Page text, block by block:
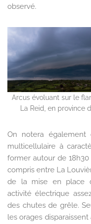
observé.
Arcus évoluant sur le
La Reid, en province
On notera
multicellulaire à
former autour de
compris entre La
de la mise en place
activité électrique
des chutes de grêle.
les orages